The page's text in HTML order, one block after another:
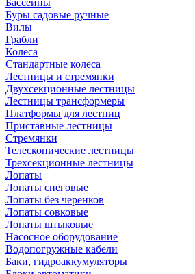
Бассейны
Буры садовые ручные
Вилы
Грабли
Колеса
Стандартные колеса
Лестницы и стремянки
Двухсекционные лестницы
Лестницы трансформеры
Платформы для лестниц
Приставные лестницы
Стремянки
Телескопические лестницы
Трехсекционные лестницы
Лопаты
Лопаты снеговые
Лопаты без черенков
Лопаты совковые
Лопаты штыковые
Насосное оборудование
Водопогружные кабели
Баки, гидроаккумуляторы